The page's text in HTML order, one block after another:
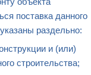
поставка данного
раздельно:
и (или)
строительства;